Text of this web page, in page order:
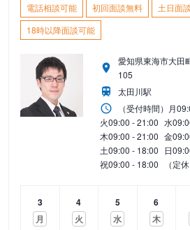
電話相談可能 初回面談無料
土日面
18時以降面談可能
愛知県東海市大田
105
太田川駅
（受付時間） 月
火09:00 - 21:00 水
木09:00 - 21:00 金
土09:00 - 18:00 日
祝09:00 - 18:00 （定
3
月
4
火
5
水
6
木